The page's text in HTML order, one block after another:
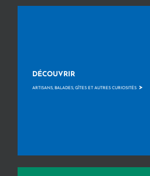
DÉCOUVRIR
ARTISANS, BALADES, GÎTES ET AUTRES CURIOSITÉS >